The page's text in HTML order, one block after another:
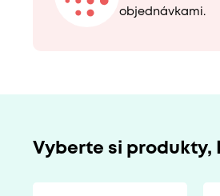
objednávkami.
Vyberte si produkty,